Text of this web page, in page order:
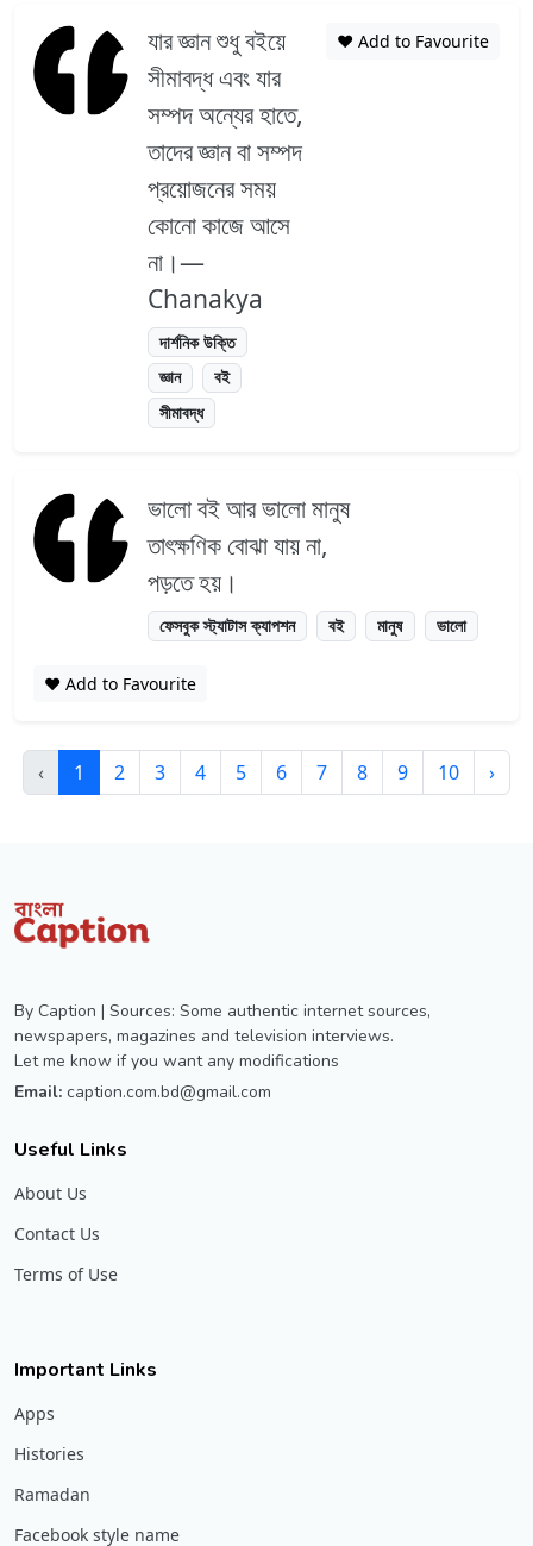
যার জ্ঞান শুধু বইয়ে
সীমাবদ্ধ এবং যার
সম্পদ অন্যের হাতে,
তাদের জ্ঞান বা সম্পদ
প্রয়োজনের সময়
কোনো কাজে আসে
না।—
Chanakya
দার্শনিক উক্তি
জ্ঞান
বই
সীমাবদ্ধ
❤️ Add to Favourite
ভালো বই আর ভালো মানুষ
তাৎক্ষণিক বোঝা যায় না,
পড়তে হয়।
ফেসবুক স্ট্যাটাস ক্যাপশন বই মানুষ ভালো
❤️ Add to Favourite
‹ 1 2 3 4 5 6 7 8 9 10 ›
By Caption | Sources: Some authentic internet sources,
newspapers, magazines and television interviews.
Let me know if you want any modifications
Email: caption.com.bd@gmail.com
Useful Links
About Us
Contact Us
Terms of Use
Important Links
Apps
Histories
Ramadan
Facebook style name